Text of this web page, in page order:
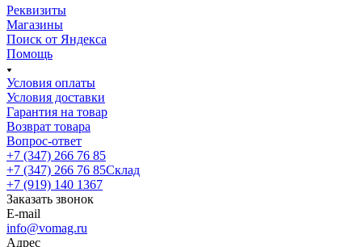
Реквизиты
Магазины
Поиск от Яндекса
Помощь
Условия оплаты
Условия доставки
Гарантия на товар
Возврат товара
Вопрос-ответ
+7 (347) 266 76 85
+7 (347) 266 76 85Склад
+7 (919) 140 1367
Заказать звонок
E-mail
info@vomag.ru
Адрес